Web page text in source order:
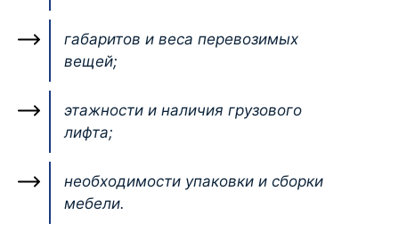
габаритов и веса перевозимых
вещей;
этажности и наличия грузового
лифта;
необходимости упаковки и сборки
мебели.